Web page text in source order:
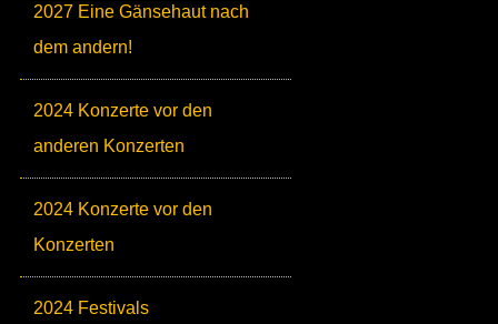
2027 Eine Gänsehaut nach
dem andern!
2024 Konzerte vor den
anderen Konzerten
2024 Konzerte vor den
Konzerten
2024 Festivals